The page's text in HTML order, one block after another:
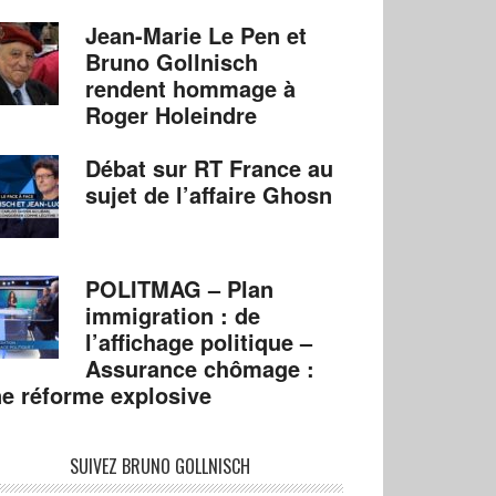
Jean-Marie Le Pen et
Bruno Gollnisch
rendent hommage à
Roger Holeindre
Débat sur RT France au
sujet de l’affaire Ghosn
POLITMAG – Plan
immigration : de
l’affichage politique –
Assurance chômage :
réforme explosive
SUIVEZ BRUNO GOLLNISCH